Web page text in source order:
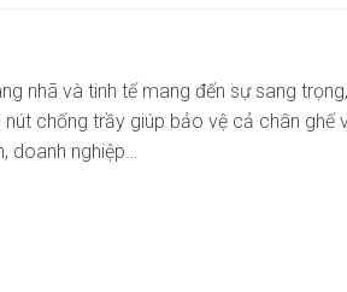
nhã và tinh tế mang đến sự sang
chống trầy giúp bảo vệ cả chân ghế
nghiệp…